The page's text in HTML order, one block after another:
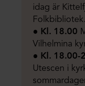
idag är
Folkbibliotek.
●
Kl. 18.00
Vilhelmina
●
Kl. 18.00-
Utescen i